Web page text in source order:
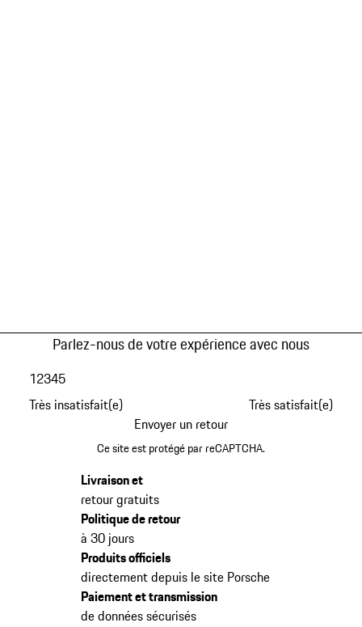
Parlez-nous de votre expérience avec nous
Très insatisfait(e)
12345
Très satisfait(e)
Envoyer un retour
Ce site est protégé par reCAPTCHA.
Livraison et
retour gratuits
Politique de retour
à 30 jours
Produits officiels
directement depuis le site Porsche
Paiement et transmission
de données sécurisés